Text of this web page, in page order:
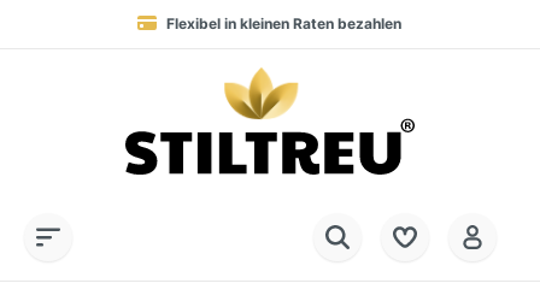
Flexibel in kleinen Raten bezahlen
Blitzversand in 1-2 Werktagen nach DE, AT & NL
+49 (0) 28 32 - 408 990 0
Dauerhaft hohe Warenverfügbarkeit
SSL-verschlüsselt online einkaufen